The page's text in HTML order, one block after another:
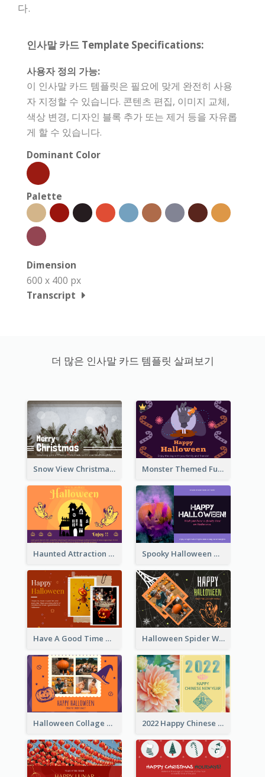
다.
인사말 카드 Template Specifications:
사용자 정의 가능:
이 인사말 카드 템플릿은 필요에 맞게 완전히 사용
자 지정할 수 있습니다. 콘텐츠 편집, 이미지 교체,
색상 변경, 디자인 블록 추가 또는 제거 등을 자유롭
게 할 수 있습니다.
Dominant Color
Palette
Dimension
600 x 400 px
Transcript
더 많은 인사말 카드 템플릿 살펴보기
Snow View Christmas Card With Simple Design Monster Themed Fun Halloween Greeting Card
Haunted Attraction Themed Halloween Card Spooky Halloween Greeting Card
Have A Good Time This Halloween Greeting Card Halloween Spider Web Greeting Card
Halloween Collage Greeting Card 2022 Happy Chinese New Year Flower Photo Greeting Card